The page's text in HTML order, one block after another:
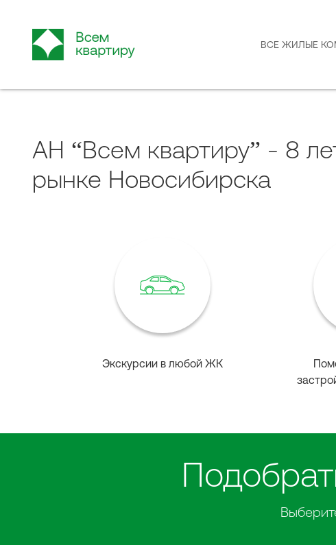
ВСЕ ЖИЛЫЕ
АН “Всем квартиру” - 8
рынке Новосибирска
Экскурсии в любой ЖК